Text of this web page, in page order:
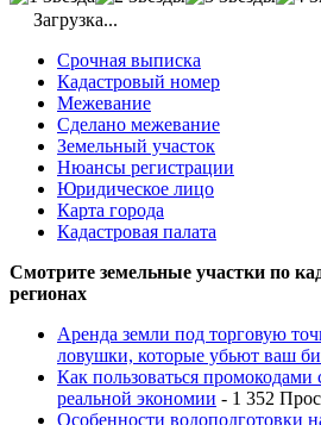
Загрузка...
Срочная выписка
Кадастровый номер
Межевание
Сделано межевание
Земельный участок
Нюансы регистрации
Юридическое лицо
Карта города
Кадастровая палата
Смотрите земельные участки по
регионах
Аренда земли под торговую
ловушки, которые убьют ваш
Как пользоваться
реальной экономии - 1 352
Особенности водоподготовки